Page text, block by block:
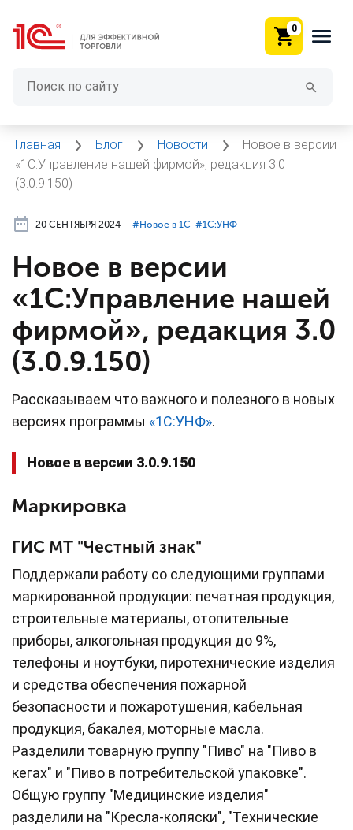
0
Главная Блог Новости
Новое в версии
«1С:Управление нашей фирмой», редакция 3.0
(3.0.9.150)
20 СЕНТЯБРЯ 2024 #⁣Новое в 1С #⁣1С:УНФ
Новое в версии
«1С:Управление нашей
фирмой», редакция 3.0
(3.0.9.150)
Рассказываем что важного и полезного в новых
версиях программы «1С:УНФ».
Новое в версии 3.0.9.150
Маркировка
ГИС МТ "Честный знак"
Поддержали работу со следующими группами
маркированной продукции: печатная продукция,
строительные материалы, отопительные
приборы, алкогольная продукция до 9%,
телефоны и ноутбуки, пиротехнические изделия
и средства обеспечения пожарной
безопасности и пожаротушения, кабельная
продукция, бакалея, моторные масла.
Разделили товарную группу "Пиво" на "Пиво в
кегах" и "Пиво в потребительской упаковке".
Общую группу "Медицинские изделия"
разделили на "Кресла-коляски", "Технические